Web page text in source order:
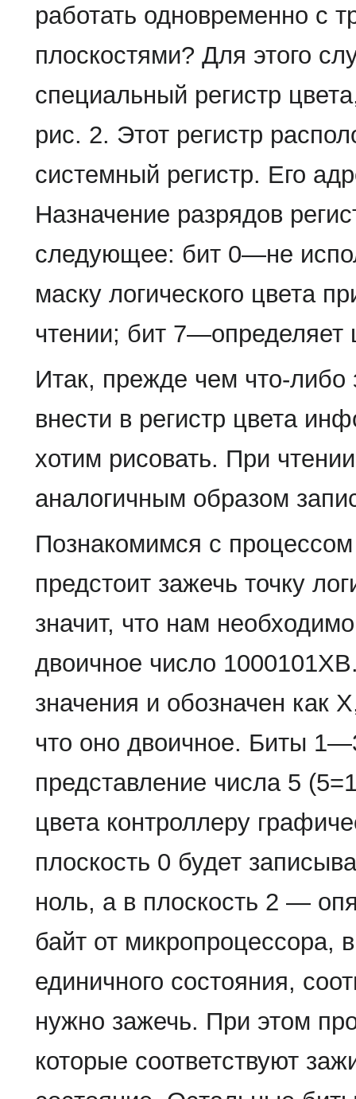
работать одновременно с
плоскостями? Для этого
специальный регистр
рис. 2. Этот регистр
системный регистр. Его
Назначение разрядов
следующее: бит 0—не
маску логического цвета
чтении; бит 7—определяет
Итак, прежде чем что-
внести в регистр цвета
хотим рисовать. При
аналогичным образом
Познакомимся с
предстоит зажечь точку
значит, что нам
двоичное число
значения и обозначен как
что оно двоичное. Биты
представление числа 5
цвета контроллеру
плоскость 0 будет
ноль, а в плоскость 2 —
байт от микропроцессора,
единичного состояния,
нужно зажечь. При этом
которые соответствуют